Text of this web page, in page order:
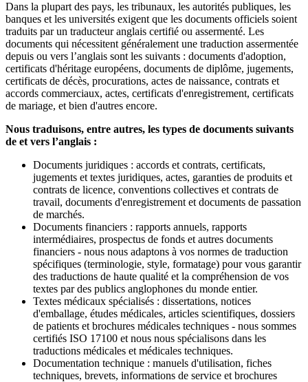
Dans la plupart des pays, les tribunaux, les autorités publiques, les
banques et les universités exigent que les documents officiels soient
traduits par un traducteur anglais certifié ou assermenté. Les
documents qui nécessitent généralement une traduction assermentée
depuis ou vers l’anglais sont les suivants : documents d'adoption,
certificats d'héritage européens, documents de diplôme, jugements,
certificats de décès, procurations, actes de naissance, contrats et
accords commerciaux, actes, certificats d'enregistrement, certificats
de mariage, et bien d'autres encore.
Nous traduisons, entre autres, les types de documents suivants
de et vers l’anglais :
Documents juridiques : accords et contrats, certificats,
jugements et textes juridiques, actes, garanties de produits et
contrats de licence, conventions collectives et contrats de
travail, documents d'enregistrement et documents de passation
de marchés.
Documents financiers : rapports annuels, rapports
intermédiaires, prospectus de fonds et autres documents
financiers - nous nous adaptons à vos normes de traduction
spécifiques (terminologie, style, formatage) pour vous garantir
des traductions de haute qualité et la compréhension de vos
textes par des publics anglophones du monde entier.
Textes médicaux spécialisés : dissertations, notices
d'emballage, études médicales, articles scientifiques, dossiers
de patients et brochures médicales techniques - nous sommes
certifiés ISO 17100 et nous nous spécialisons dans les
traductions médicales et médicales techniques.
Documentation technique : manuels d'utilisation, fiches
techniques, brevets, informations de service et brochures